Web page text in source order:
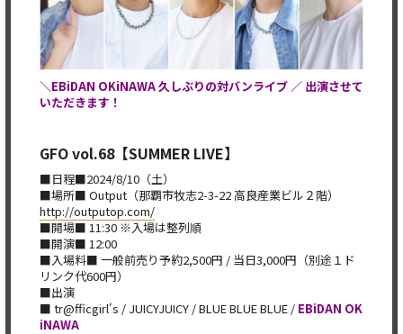
＼EBiDAN OKiNAWA 久しぶりの対バンライブ ／ 出演させて
いただきます！
GFO vol.68【SUMMER LIVE】
■日程■2024/8/10（土）
■場所■ Output（那覇市牧志2-3-22 高良産業ビル２階）
http://outputop.com/
■開場■ 11:30 ※入場は整列順
■開演■ 12:00
■入場料■ 一般前売り予約2,500円 / 当日3,000円（別途１ド
リンク代600円）
■出演
■ tr@fficgirl's / JUICYJUICY / BLUE BLUE BLUE / EBiDAN OK
iNAWA